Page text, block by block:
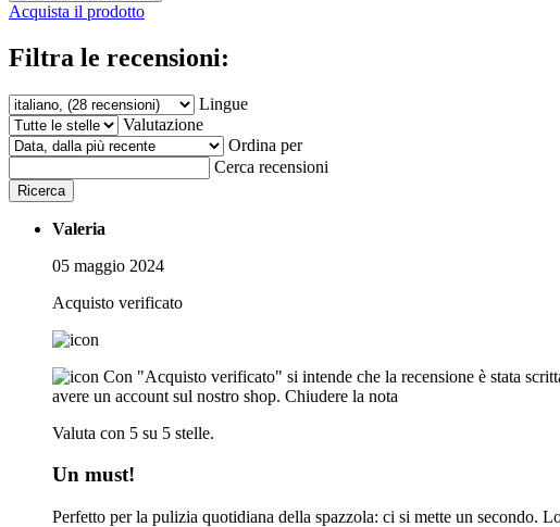
Acquista il prodotto
Filtra le recensioni:
Lingue
Valutazione
Ordina per
Cerca recensioni
Ricerca
Valeria
05 maggio 2024
Acquisto verificato
Con "Acquisto verificato" si intende che la recensione è stata
avere un account sul nostro shop. Chiudere la nota
Valuta con 5 su 5 stelle.
Un must!
Perfetto per la pulizia quotidiana della spazzola: ci si mette un secondo.